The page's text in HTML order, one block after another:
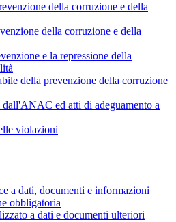
della corruzione e della
della corruzione e della
e la repressione della
della prevenzione della corruzione
ed atti di adeguamento a
violazioni
a dati, documenti e informazioni
obbligatoria
a dati e documenti ulteriori